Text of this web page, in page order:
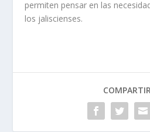
permiten pensar en las
los jaliscienses.